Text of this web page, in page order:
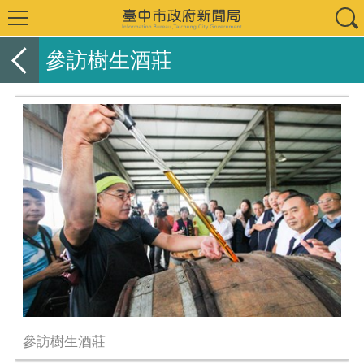
參訪樹生酒莊
參訪樹生酒莊